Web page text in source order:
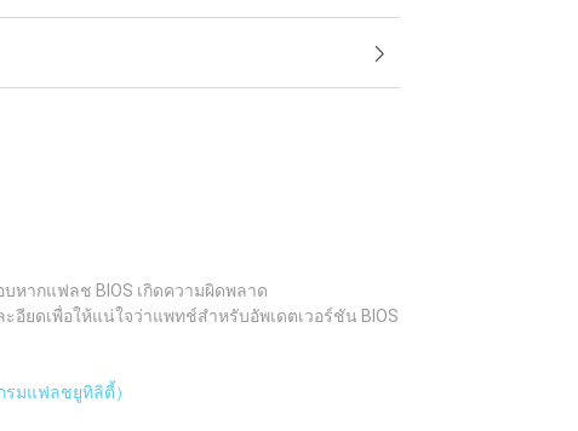
หากแฟลช BIOS เกิดความผิดพลาด
อียดเพื่อให้แน่ใจว่าแพทช์สำหรับอัพเดตเวอร์ชัน BIOS
รมแฟลชยูทิลิตี้）